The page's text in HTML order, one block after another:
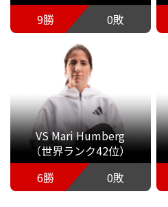
9勝
0敗
VS Mari Humberg
（世界ランク42位）
6勝
0敗